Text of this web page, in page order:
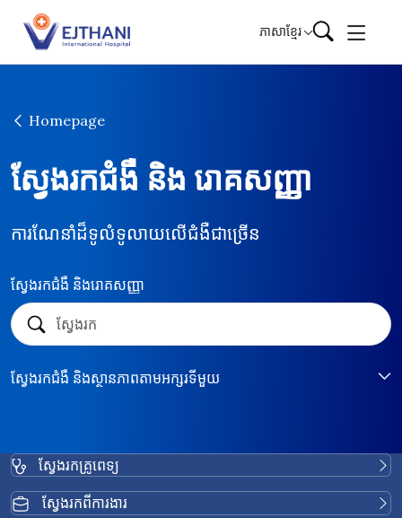
Skip to content
ភាសាខ្មែរ
Homepage
ស្វែងរកជំងឺ និង រោគសញ្ញា
ការណែនាំដ៏ទូលំទូលាយលើជំងឺជាច្រើន
ស្វែងរកជំងឺ និងរោគសញ្ញា
ស្វែងរកជំងឺ និងស្ថានភាពតាមអក្សរទីមួយ
ស្វែងរកគ្រូពេទ្យ
ស្វែងរកពីការងារ